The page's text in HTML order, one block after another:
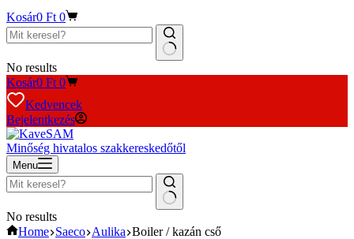
Kosár0 Ft 0
No results
Kosár0 Ft 0
Kedvencek
Bejelentkezés
Minőség hivatalos szakkereskedőtől
Menu
No results
Home Saeco Aulika Boiler / kazán cső